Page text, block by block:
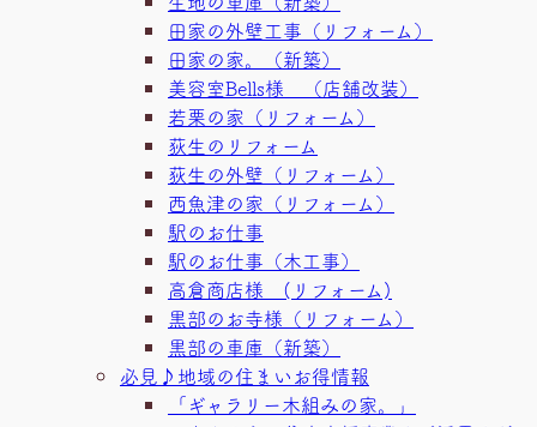
田家の外壁工事（リフォーム）
田家の家。（新築）
美容室Bells様 （店舗改装）
若栗の家（リフォーム）
荻生のリフォーム
荻生の外壁（リフォーム）
西魚津の家（リフォーム）
駅のお仕事
駅のお仕事（木工事）
高倉商店様 (リフォーム)
黒部のお寺様（リフォーム）
黒部の車庫（新築）
必見♪地域の住まいお得情報
「ギャラリー木組みの家。」